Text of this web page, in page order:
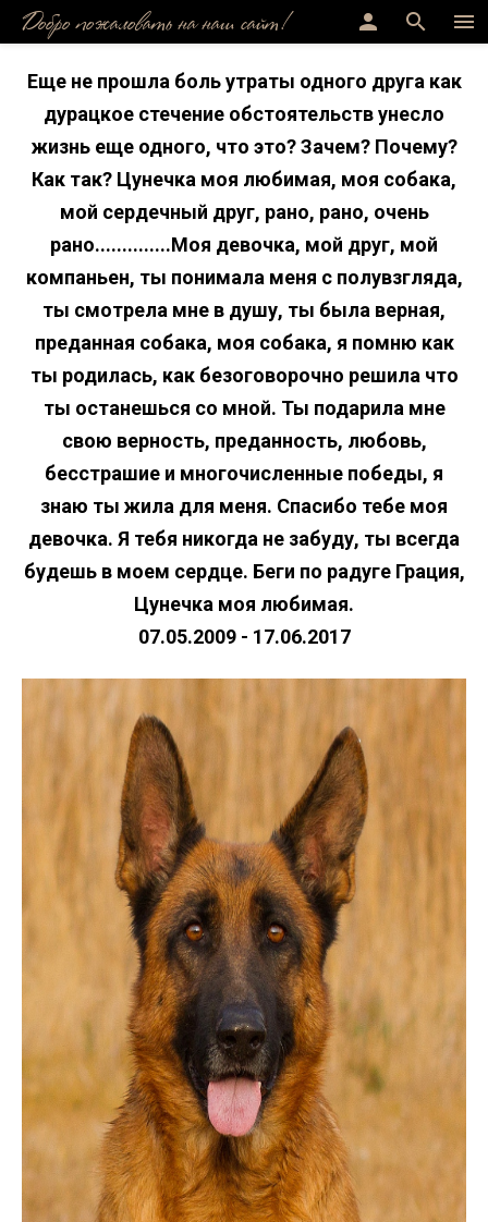
menu
search
person
Добро пожаловать на наш сайт!
Еще не прошла боль утраты одного друга как
дурацкое стечение обстоятельств унесло
жизнь еще одного, что это? Зачем? Почему?
Как так? Цунечка моя любимая, моя собака,
мой сердечный друг, рано, рано, очень
рано..............Моя девочка, мой друг, мой
компаньен, ты понимала меня с полувзгляда,
ты смотрела мне в душу, ты была верная,
преданная собака, моя собака, я помню как
ты родилась, как безоговорочно решила что
ты останешься со мной. Ты подарила мне
свою верность, преданность, любовь,
бесстрашие и многочисленные победы, я
знаю ты жила для меня. Спасибо тебе моя
девочка. Я тебя никогда не забуду, ты всегда
будешь в моем сердце. Беги по радуге Грация,
Цунечка моя любимая.
07.05.2009 - 17.06.2017